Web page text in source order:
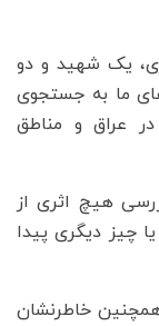
یک شهید و دو
ما به جستجوی
عراق و مناطق
هیچ اثری از
چیز دیگری پیدا
خاطرنشان